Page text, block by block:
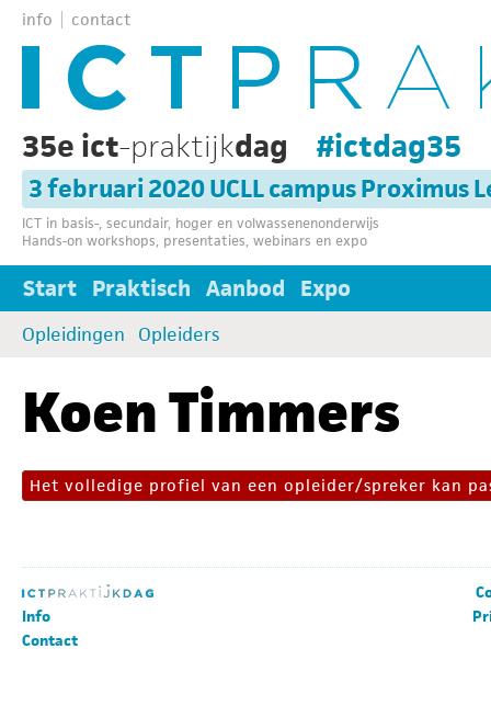
info contact
35e ict-praktijkdag #ictdag35
3 februari 2020 UCLL campus Proximus
ICT in basis-, secundair, hoger en volwassenenonderwijs
Hands-on workshops, presentaties, webinars en expo
Start Praktisch Aanbod Expo
Opleidingen Opleiders
Koen Timmers
Het volledige profiel van een opleider/spreker kan
Info
Contact